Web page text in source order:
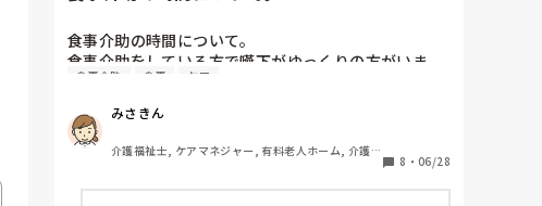
食事介助の時間について。
食事介助をしている方で嚥下がゆっくりの方がいま
す。特に夕飯は口の開きも低下してくるので、朝昼よ
業務、人員配置の関係から、30分程度で下膳し食事量
に応じてエンシュアを提供しています。
皆さんの施設では下膳の時間を設けていますか？
食事介助 食事 ケア
みさきん
介護福祉士, ケアマネジャー, 有料老人ホーム, 介護老
8 ・ 06/28